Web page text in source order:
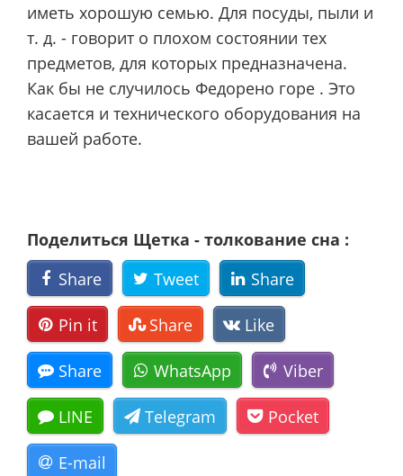
иметь хорошую семью. Для посуды, пыли и
т. д. - говорит о плохом состоянии тех
предметов, для которых предназначена.
Как бы не случилось Федорено горе . Это
касается и технического оборудования на
вашей работе.
Поделиться Щетка - толкование сна :
Share
Tweet Share
Pin it Share Like
Share WhatsApp Viber
LINE Telegram Pocket
E-mail